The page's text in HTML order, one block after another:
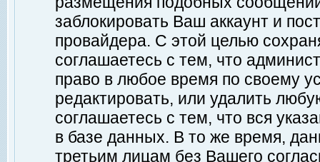
заблокировать Ваш аккаунт и
провайдера. С этой целью
соглашаетесь с тем, что
право в любое время по своему
редактировать, или удалить
соглашаетесь с тем, что вся
в базе данных. В то же время,
третьим лицам без Вашего